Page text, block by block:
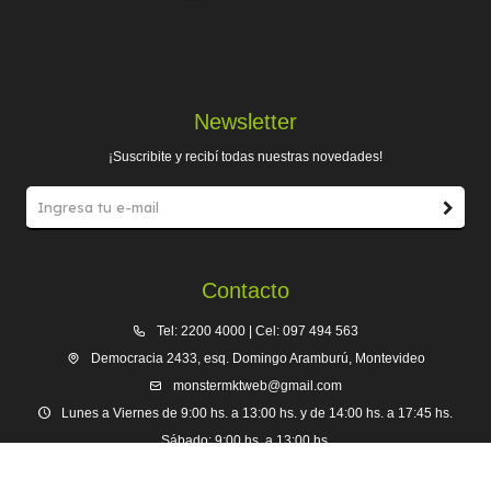
Contacto
Tel: 2200 4000 | Cel: 097 494 563
Democracia 2433, esq. Domingo Aramburú, Montevideo
monstermktweb@gmail.com
Lunes a Viernes de 9:00 hs. a 13:00 hs. y de 14:00 hs. a 17:45 hs.
Sábado: 9:00 hs. a 13:00 hs.
Newsletter
¡Suscribite y recibí todas nuestras novedades!